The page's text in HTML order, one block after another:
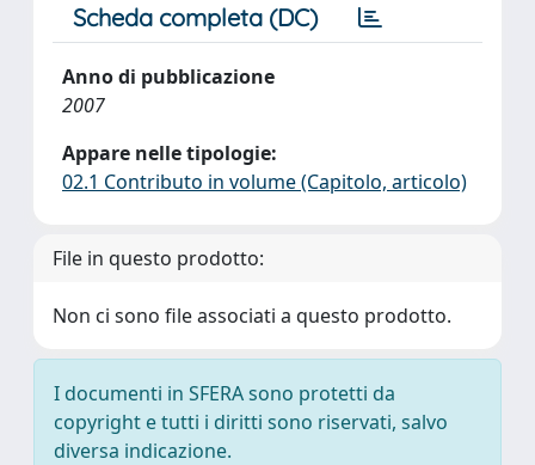
Scheda completa (DC)
Anno di pubblicazione
2007
Appare nelle tipologie:
02.1 Contributo in volume (Capitolo, articolo)
File in questo prodotto:
Non ci sono file associati a questo prodotto.
I documenti in SFERA sono protetti da
copyright e tutti i diritti sono riservati, salvo
diversa indicazione.